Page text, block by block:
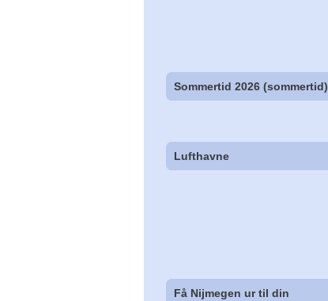
Sommertid 2026 (sommertid)
Lufthavne
Få Nijmegen ur til din